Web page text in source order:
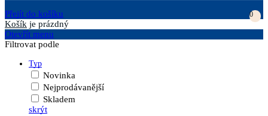
Přejít do košíku
0
Košík je prázdný
Otevřít menu
Filtrovat podle
Typ
Novinka
Nejprodávanější
Skladem
skrýt